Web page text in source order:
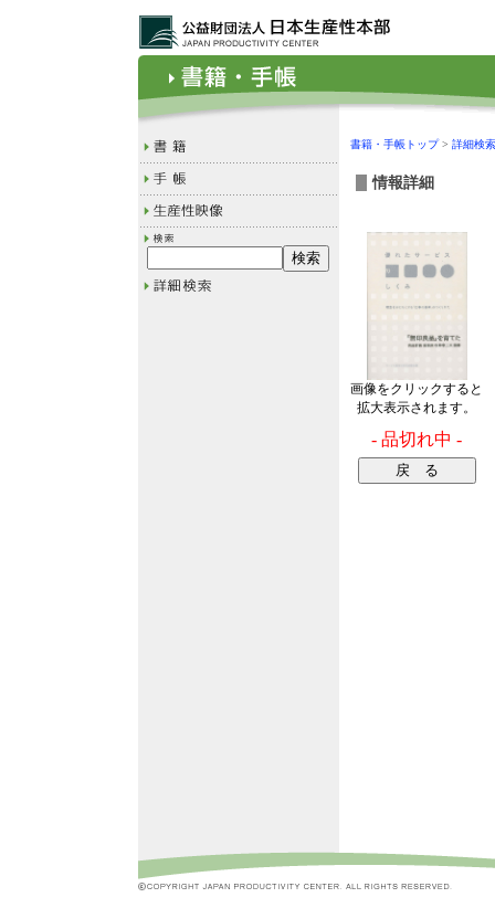
書籍・手帳トップ> 詳細検索
情報詳細
画像をクリックすると
拡大表示されます。
- 品切れ中 -